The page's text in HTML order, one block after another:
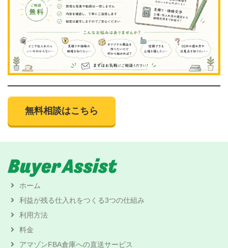
無料相談はこちら
ホーム
利益が残る仕入れをつくる3つの仕組み
利用方法
料金
アマゾンFBA倉庫への直送サービス